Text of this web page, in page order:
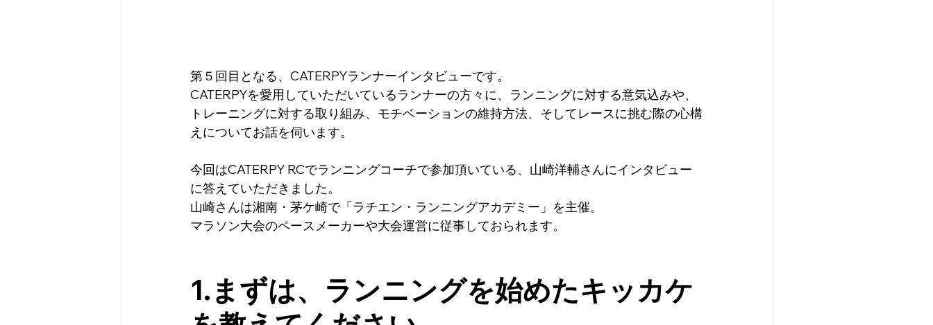
第５回目となる、CATERPYランナーインタビューです。
CATERPYを愛用していただいているランナーの方々に、ランニングに対する意気込みや、
トレーニングに対する取り組み、モチベーションの維持方法、そしてレースに挑む際の心構
えについてお話を伺います。
今回はCATERPY RCでランニングコーチで参加頂いている、山崎洋輔さんにインタビュー
に答えていただきました。
山崎さんは湘南・茅ケ崎で「ラチエン・ランニングアカデミー」を主催。
マラソン大会のペースメーカーや大会運営に従事しておられます。
1.まずは、ランニングを始めたキッカケ